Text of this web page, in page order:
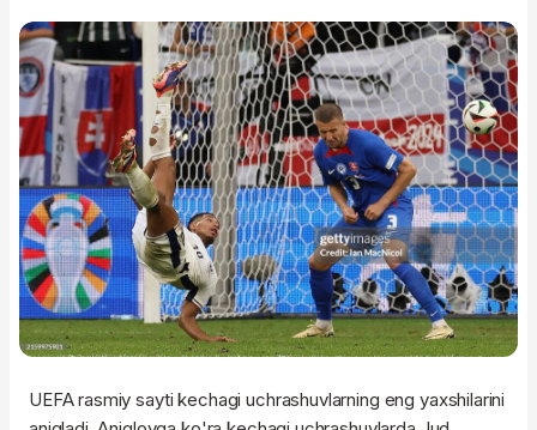
UEFA rasmiy sayti kechagi uchrashuvlarning eng yaxshilarini